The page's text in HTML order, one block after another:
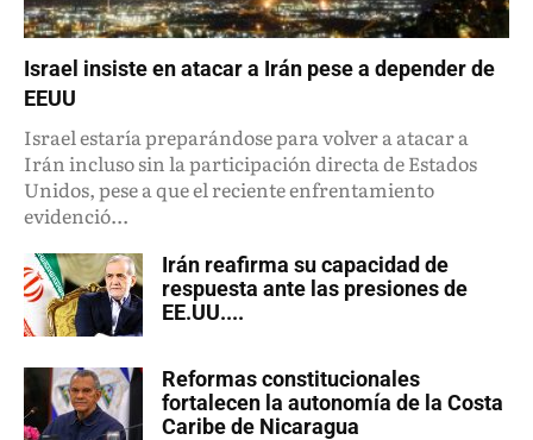
Israel insiste en atacar a Irán pese a depender de
EEUU
Israel estaría preparándose para volver a atacar a
Irán incluso sin la participación directa de Estados
Unidos, pese a que el reciente enfrentamiento
evidenció...
Irán reafirma su capacidad de
respuesta ante las presiones de
EE.UU....
Reformas constitucionales
fortalecen la autonomía de la Costa
Caribe de Nicaragua